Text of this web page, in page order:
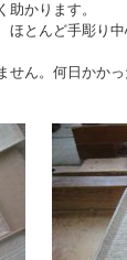
かります。
とんど手彫り
ん。何日かか